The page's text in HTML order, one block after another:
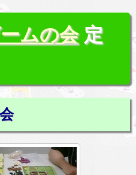
ムの会定